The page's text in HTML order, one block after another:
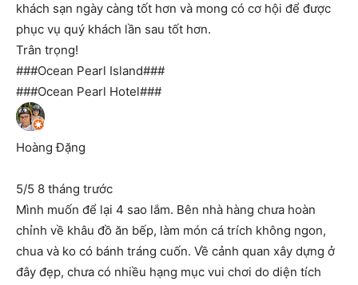
khách sạn ngày càng tốt hơn và mong có cơ hội để được
phục vụ quý khách lần sau tốt hơn.
Trân trọng!
###Ocean Pearl Island###
###Ocean Pearl Hotel###
Hoàng Đặng
5/5 8 tháng trước
Mình muốn để lại 4 sao lắm. Bên nhà hàng chưa hoàn
chỉnh về khâu đồ ăn bếp, làm món cá trích không ngon,
chua và ko có bánh tráng cuốn. Về cảnh quan xây dựng ở
đây đẹp, chưa có nhiều hạng mục vui chơi do diện tích